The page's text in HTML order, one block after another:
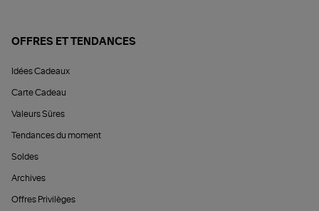
OFFRES ET TENDANCES
Idées Cadeaux
Carte Cadeau
Valeurs Sûres
Tendances du moment
Soldes
Archives
Offres Privilèges